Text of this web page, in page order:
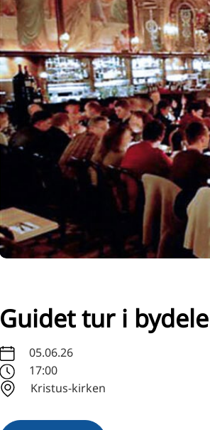
Guidet tur i
05.06.26
17:00
Kristus-kirken